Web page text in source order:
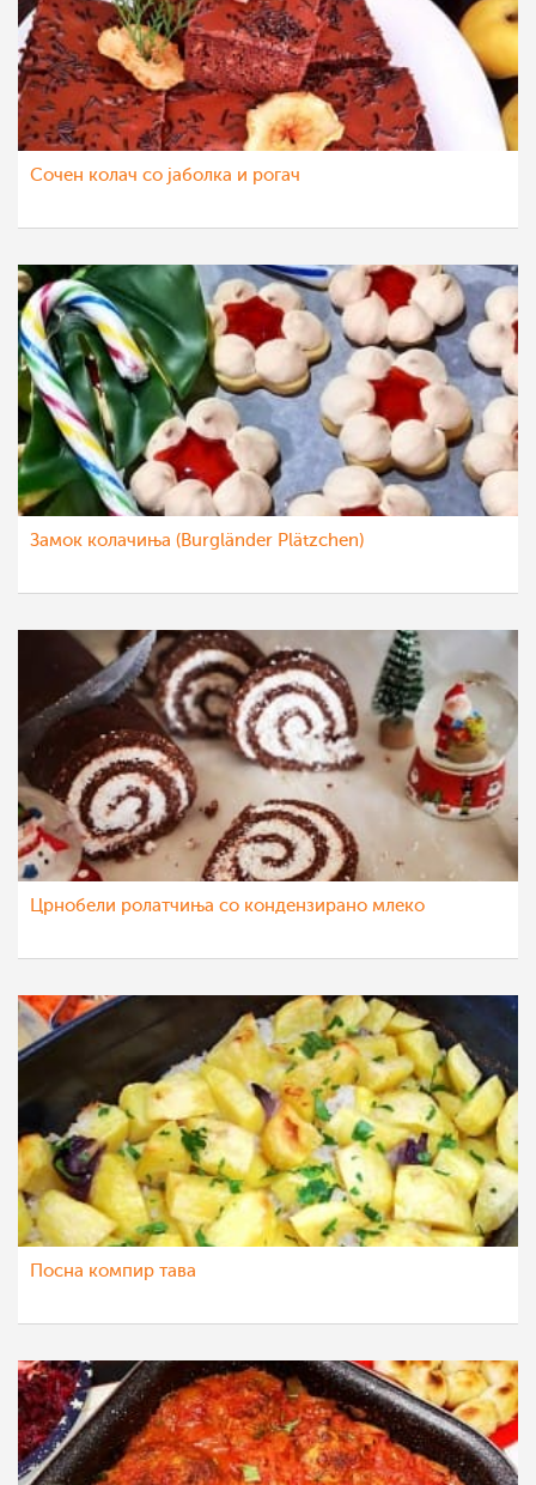
Сочен колач со јаболка и рогач
Замок колачиња (Burgländer Plätzchen)
Црнобели ролатчиња со кондензирано млеко
Посна компир тава